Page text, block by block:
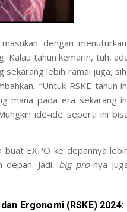
dengan
Kalau tahun kemarin, tuh,
lebih ramai juga,
“Untuk RSKE tahun
mana pada era sekarang
ide-ide seperti ini
buat EXPO ke depannya
Jadi, big pro-nya
Ergonomi (RSKE) 2024: